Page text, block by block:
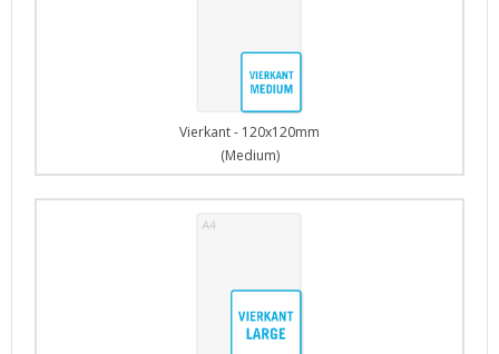
Vierkant - 120x120mm
(Medium)